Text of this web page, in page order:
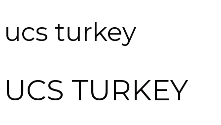
ucs turkey
UCS TURKEY